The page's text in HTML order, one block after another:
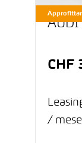
AUDI
CHF
/ mese